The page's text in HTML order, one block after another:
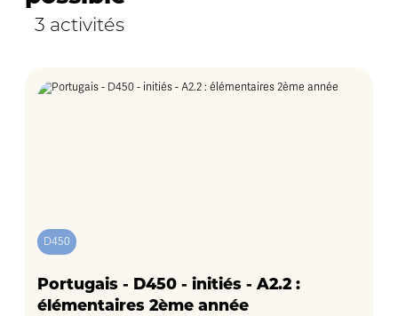
3 activités
D450
Portugais - D450 - initiés - A2.2 :
élémentaires 2ème année